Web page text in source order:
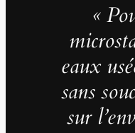
«
eaux
sans
sur